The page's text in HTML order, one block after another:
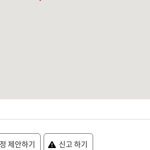
제안하기 신고 하기